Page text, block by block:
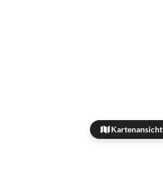
Kartenansicht